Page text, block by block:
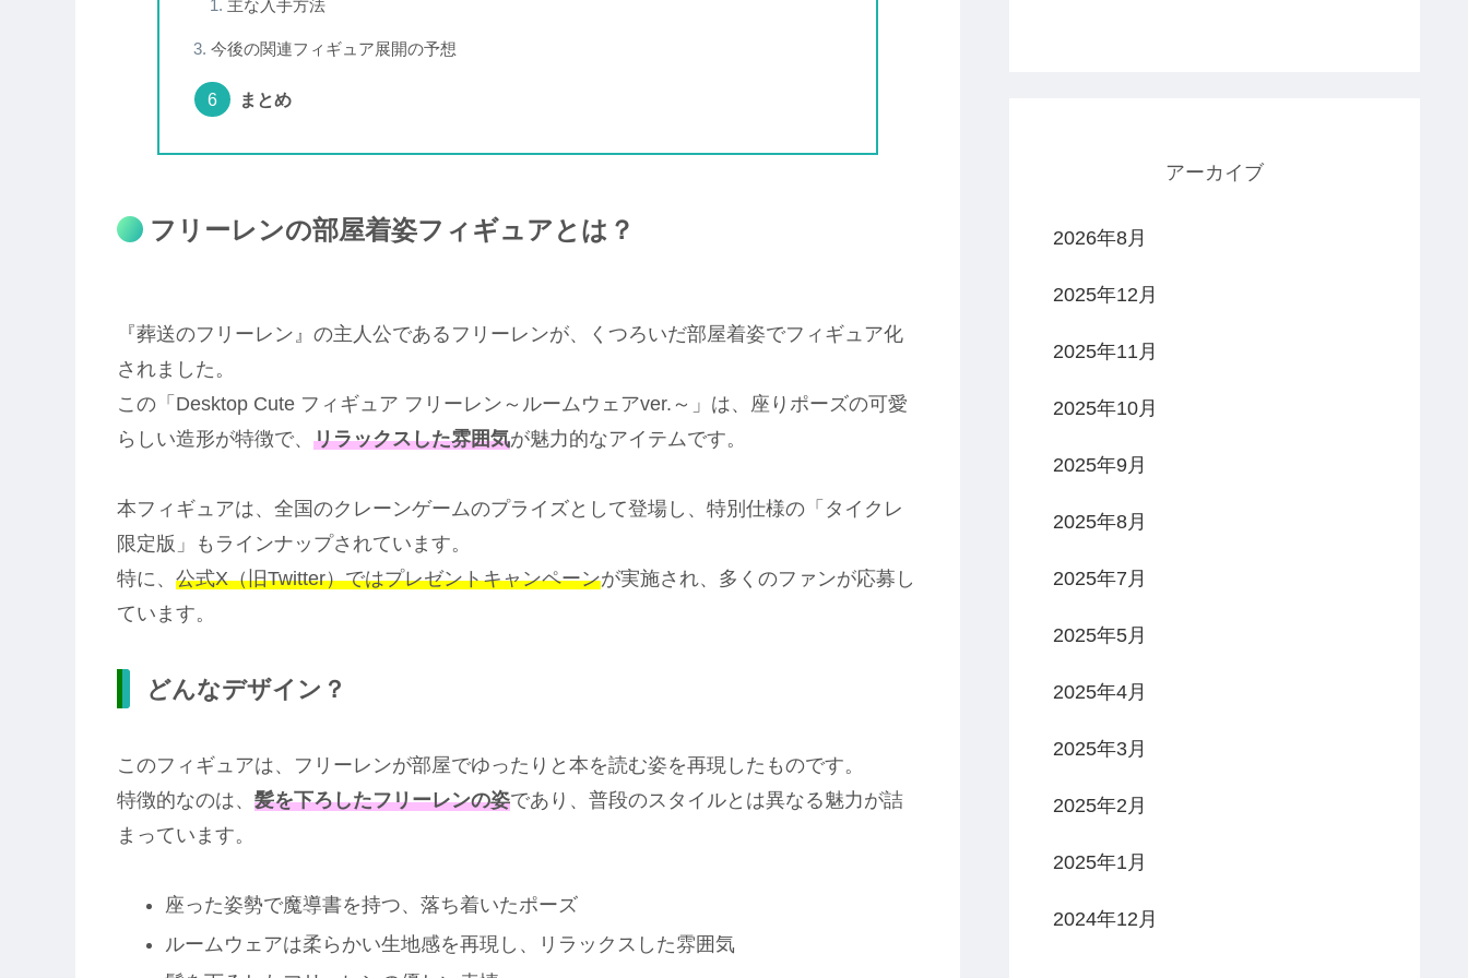
主な入手方法
今後の関連フィギュア展開の予想
まとめ
フリーレンの部屋着姿フィギュアとは？
『葬送のフリーレン』の主人公であるフリーレンが、くつろいだ部屋着姿でフィギュア化
されました。
この「Desktop Cute フィギュア フリーレン～ルームウェアver.～」は、座りポーズの可愛
らしい造形が特徴で、 リラックスした雰囲気が魅力的なアイテムです。
本フィギュアは、全国のクレーンゲームのプライズとして登場し、特別仕様の「タイクレ
限定版」もラインナップされています。
特に、 公式X（旧Twitter）ではプレゼントキャンペーンが実施され、多くのファンが応募し
ています。
どんなデザイン？
このフィギュアは、フリーレンが部屋でゆったりと本を読む姿を再現したものです。
特徴的なのは、 髪を下ろしたフリーレンの姿であり、普段のスタイルとは異なる魅力が詰
まっています。
座った姿勢で魔導書を持つ、落ち着いたポーズ
ルームウェアは柔らかい生地感を再現し、リラックスした雰囲気
アーカイブ
2026年8月
2025年12月
2025年11月
2025年10月
2025年9月
2025年8月
2025年7月
2025年5月
2025年4月
2025年3月
2025年2月
2025年1月
2024年12月